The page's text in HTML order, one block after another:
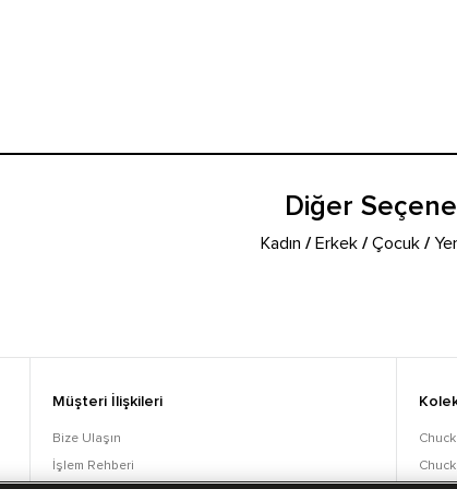
Diğer
Kadın /Erkek /Çocuk /
Müşteri İlişkileri
Bize Ulaşın
İşlem Rehberi